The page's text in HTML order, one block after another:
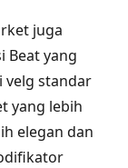
juga
Beat yang
velg standar
yang lebih
elegan dan